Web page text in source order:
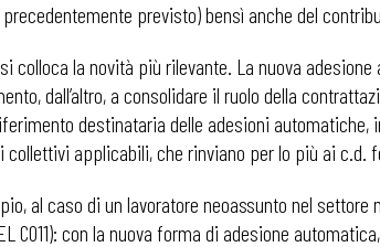
previsto) bensì anche del
colloca la novità più rilevante. La nuova
dall’altro, a consolidare il ruolo della
destinataria delle adesioni automatiche,
collettivi applicabili, che rinviano per lo più ai
al caso di un lavoratore neoassunto nel
C011): con la nuova forma di adesione